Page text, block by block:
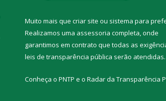
Muito mais que criar site ou sistema para
Realizamos uma assessoria completa, onde
garantimos em contrato que todas as
leis de transparência pública serão atendidas.
Conheça o PNTP e o Radar da Transparência